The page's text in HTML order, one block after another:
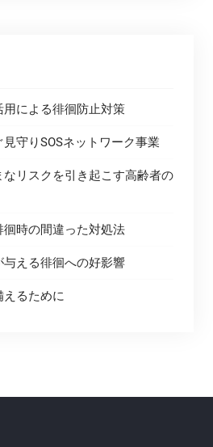
による徘徊防止対策
守りSOSネットワーク事業
リスクを引き起こす高齢者の
時の間違った対処法
える徘徊への好影響
るために